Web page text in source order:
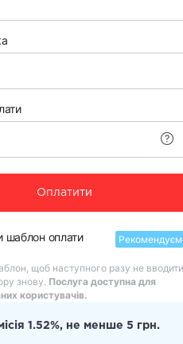
Оплатити
шаблон оплати
щоб наступного разу не вводити
знову. Послуга доступна для
користувачів.
1.52%, не менше 5 грн.